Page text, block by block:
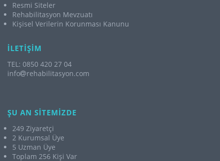
Resmi Siteler
Rehabilitasyon Mevzuatı
Kişisel Verilerin Korunması Kanunu
İLETİŞİM
TEL: 0850 420 27 04
info
rehabilitasyon.com
ŞU AN SİTEMİZDE
249 Ziyaretçi
2 Kurumsal Üye
5 Uzman Üye
Toplam 256 Kişi Var